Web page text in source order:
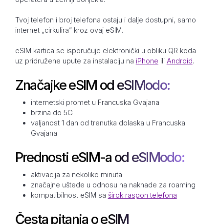
Tvoj telefon i broj telefona ostaju i dalje dostupni, samo
internet „cirkulira” kroz ovaj eSIM.
eSIM kartica se isporučuje elektronički u obliku QR koda
uz pridružene upute za instalaciju na iPhone ili Android.
Značajke eSIM od eSIModo:
internetski promet u Francuska Gvajana
brzina do 5G
valjanost 1 dan od trenutka dolaska u Francuska
Gvajana
Prednosti eSIM-a od eSIModo:
aktivacija za nekoliko minuta
značajne uštede u odnosu na naknade za roaming
kompatibilnost eSIM sa širok raspon telefona
Česta pitanja o eSIM